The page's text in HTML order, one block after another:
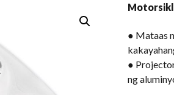
● Mataas
●
ng